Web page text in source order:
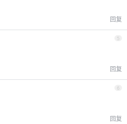
回复
5
回复
回复